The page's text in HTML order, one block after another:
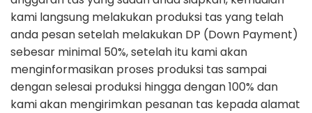
kami langsung melakukan produksi tas yang telah
anda pesan setelah melakukan DP (Down Payment)
sebesar minimal 50%, setelah itu kami akan
menginformasikan proses produksi tas sampai
dengan selesai produksi hingga dengan 100% dan
kami akan mengirimkan pesanan tas kepada alamat